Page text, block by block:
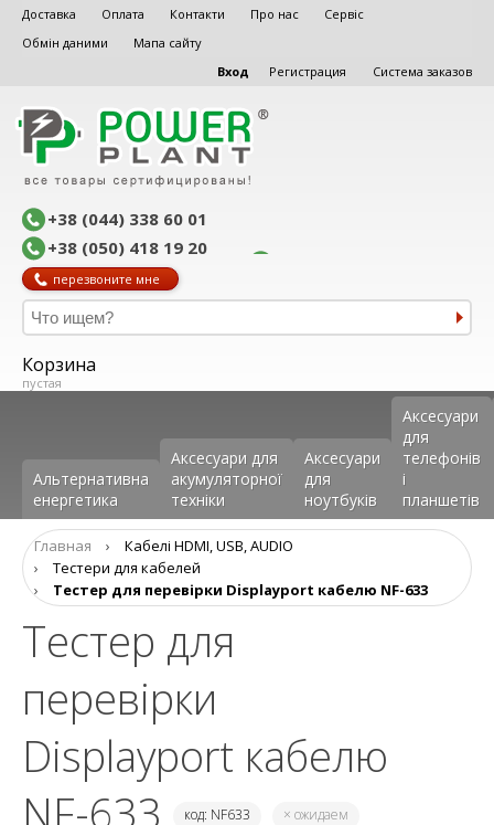
Доставка Оплата Контакти Про нас
Сервіс
Обмін даними
Мапа сайту
Вход
Регистрация Система заказов
+38 (044) 338 60 01
+38 (050) 418 19 20
перезвоните мне
Корзина
пустая
Альтернативна
енергетика
Аксесуари для
акумуляторної
техніки
Аксесуари
для
ноутбуків
Аксеcуари
для
телефонів
і
планшетів
Главная ›
Кабелі HDMI, USB, AUDIO
›
Тестери для кабелей
›
Тестер для перевірки Displayport кабелю NF-633
Тестер для
перевірки
Displayport кабелю
NF-633
код: NF633 × ожидаем